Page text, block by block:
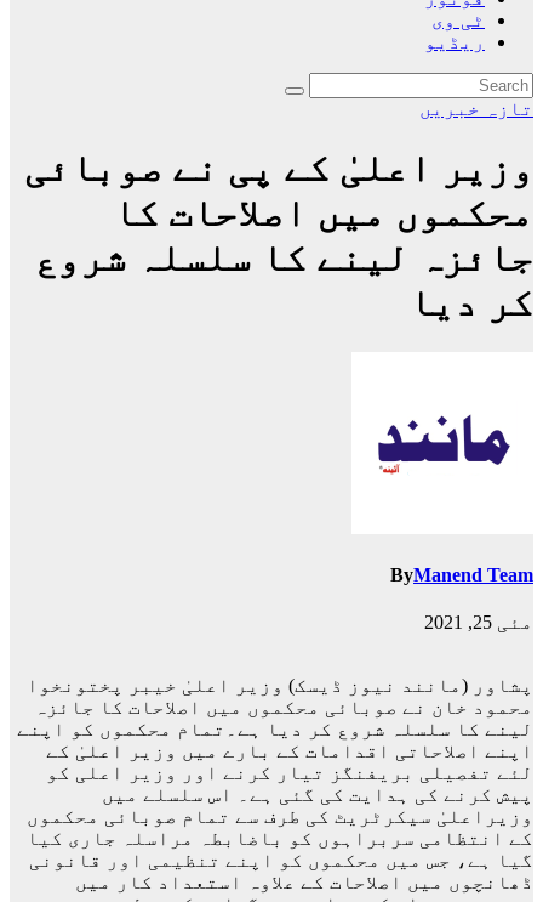
ٹی وی
ریڈیو
تازہ خبریں
وزیر اعلیٰ کے پی نے صوبائی
محکموں میں اصلاحات کا
جائزہ لینے کا سلسلہ شروع
کر دیا
ByManend Team
مئی 25, 2021
پشاور (مانند نیوز ڈیسک) وزیر اعلیٰ خیبر پختونخوا
محمود خان نے صوبائی محکموں میں اصلاحات کا جائزہ
لینے کا سلسلہ شروع کر دیا ہے۔تمام محکموں کو اپنے
اپنے اصلاحاتی اقدامات کے بارے میں وزیر اعلیٰ کے
لئے تفصیلی بریفنگز تیار کرنے اور وزیر اعلی کو
پیش کرنے کی ہدایت کی گئی ہے۔ اس سلسلے میں
وزیراعلیٰ سیکرٹریٹ کی طرف سے تمام صوبائی محکموں
کے انتظامی سربراہوں کو باضابطہ مراسلہ جاری کیا
گیا ہے، جس میں محکموں کو اپنے تنظیمی اور قانونی
ڈھانچوں میں اصلاحات کے علاوہ استعداد کار میں